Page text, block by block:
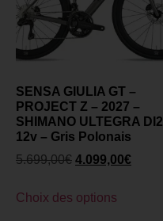
SENSA GIULIA GT –
PROJECT Z – 2027 –
SHIMANO ULTEGRA DI2
12v – Gris Polonais
5.699,00€ 4.099,00€
Choix des options